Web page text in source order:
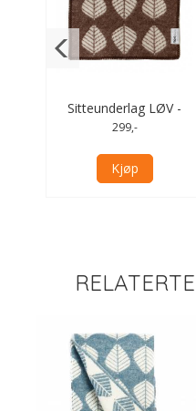
Sitteunderlag LØV -
brun
299,-
Kjøp